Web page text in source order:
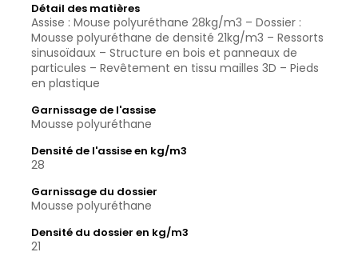
Détail des matières
Assise : Mouse polyuréthane 28kg/m3 – Dossier :
Mousse polyuréthane de densité 21kg/m3 – Ressorts
sinusoïdaux – Structure en bois et panneaux de
particules – Revêtement en tissu mailles 3D – Pieds
en plastique
Garnissage de l'assise
Mousse polyuréthane
Densité de l'assise en kg/m3
28
Garnissage du dossier
Mousse polyuréthane
Densité du dossier en kg/m3
21